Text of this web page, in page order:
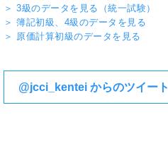
2020年12月～2021年3月
＞ 3級のデータを見る（統一試験）
＞ 簿記初級、4級のデータを見る
＞ 原価計算初級のデータを見る
@jcci_kentei からのツイート